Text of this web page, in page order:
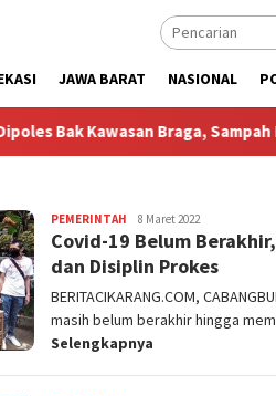
JAWA BARAT NASIONAL
Braga, Sampah Pedagang
PEMERINTAH admin
8 Maret 2022
Covid-19 Belum
dan Disiplin Prokes
BERITACIKARANG.COM,
masih belum berakhir hingga
Selengkapnya